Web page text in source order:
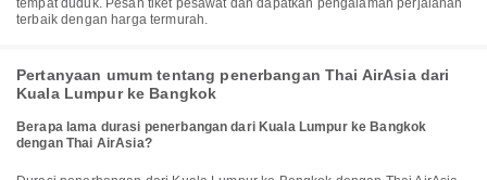
tempat duduk. Pesan tiket pesawat dan dapatkan pengalaman perjalanan
terbaik dengan harga termurah.
Pertanyaan umum tentang penerbangan Thai AirAsia dari
Kuala Lumpur ke Bangkok
Berapa lama durasi penerbangan dari Kuala Lumpur ke Bangkok
dengan Thai AirAsia?